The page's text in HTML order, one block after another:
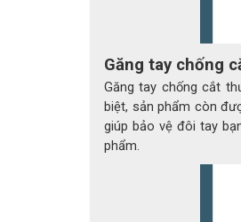
Găng tay chống
Găng tay chống cắt
biệt, sản phẩm còn
giúp bảo vệ đôi tay
phẩm.